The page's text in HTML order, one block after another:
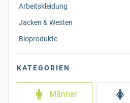
Arbeitskleidung
Jacken & Westen
Bioprodukte
KATEGORIEN
Männer